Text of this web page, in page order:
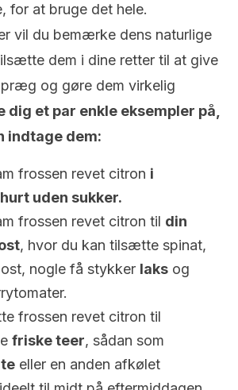
for at bruge det hele.
vil du bemærke dens naturlige
dem i dine retter til at give
og gøre dem virkelig
dig et par enkle eksempler på,
indtage dem:
frossen revet citron i
uden sukker.
frossen revet citron til din
, hvor du kan tilsætte spinat,
nogle få stykker laks og
frossen revet citron til
friske teer, sådan som
eller en anden afkølet